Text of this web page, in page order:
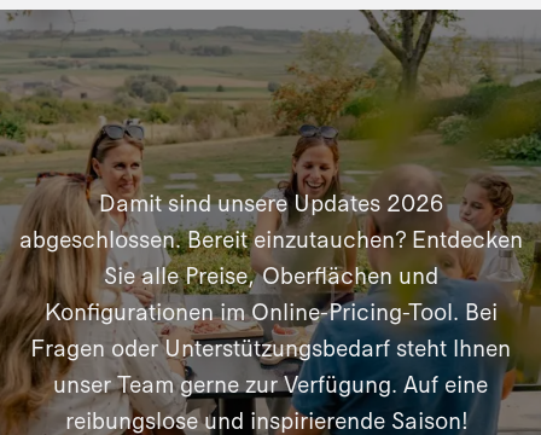
Damit sind unsere Updates 2026
abgeschlossen. Bereit einzutauchen? Entdecken
Sie alle Preise, Oberflächen und
Konfigurationen im Online-Pricing-Tool. Bei
Fragen oder Unterstützungsbedarf steht Ihnen
unser Team gerne zur Verfügung. Auf eine
reibungslose und inspirierende Saison!